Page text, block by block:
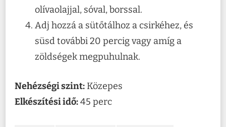
olívaolajjal, sóval, borssal.
Adj hozzá a sütőtálhoz a csirkéhez, és
süsd további 20 percig vagy amíg a
zöldségek megpuhulnak.
Nehézségi szint: Közepes
Elkészítési idő:45 perc